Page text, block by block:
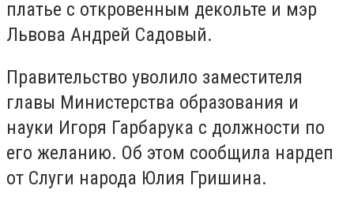
платье с откровенным декольте и мэр
Львова Андрей Садовый.
Правительство уволило заместителя
главы Министерства образования и
науки Игоря Гарбарука с должности по
его желанию. Об этом сообщила нардеп
от Слуги народа Юлия Гришина.